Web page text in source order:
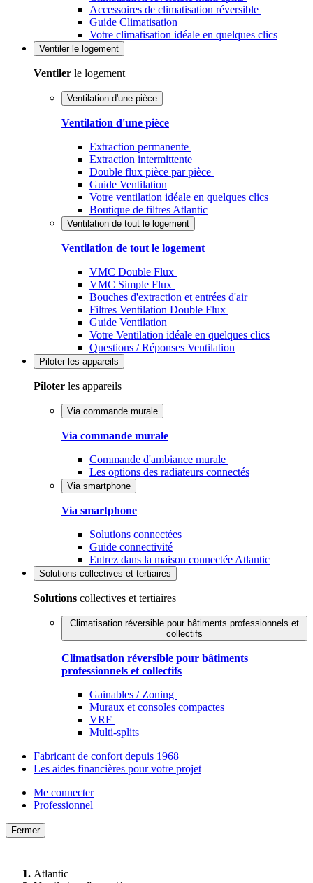
Accessoires de climatisation réversible
Guide Climatisation
Votre climatisation idéale en quelques clics
Ventiler le logement
Ventiler le logement
Ventilation d'une pièce
Ventilation d'une pièce
Extraction permanente
Extraction intermittente
Double flux pièce par pièce
Guide Ventilation
Votre ventilation idéale en quelques clics
Boutique de filtres Atlantic
Ventilation de tout le logement
Ventilation de tout le logement
VMC Double Flux
VMC Simple Flux
Bouches d'extraction et entrées d'air
Filtres Ventilation Double Flux
Guide Ventilation
Votre Ventilation idéale en quelques clics
Questions / Réponses Ventilation
Piloter les appareils
Piloter les appareils
Via commande murale
Via commande murale
Commande d'ambiance murale
Les options des radiateurs connectés
Via smartphone
Via smartphone
Solutions connectées
Guide connectivité
Entrez dans la maison connectée Atlantic
Solutions collectives et tertiaires
Solutions collectives et tertiaires
Climatisation réversible pour bâtiments professionnels et
collectifs
Climatisation réversible pour bâtiments
professionnels et collectifs
Gainables / Zoning
Muraux et consoles compactes
VRF
Multi-splits
Fabricant de confort depuis 1968
Les aides financières pour votre projet
Me connecter
Professionnel
Fermer
Atlantic